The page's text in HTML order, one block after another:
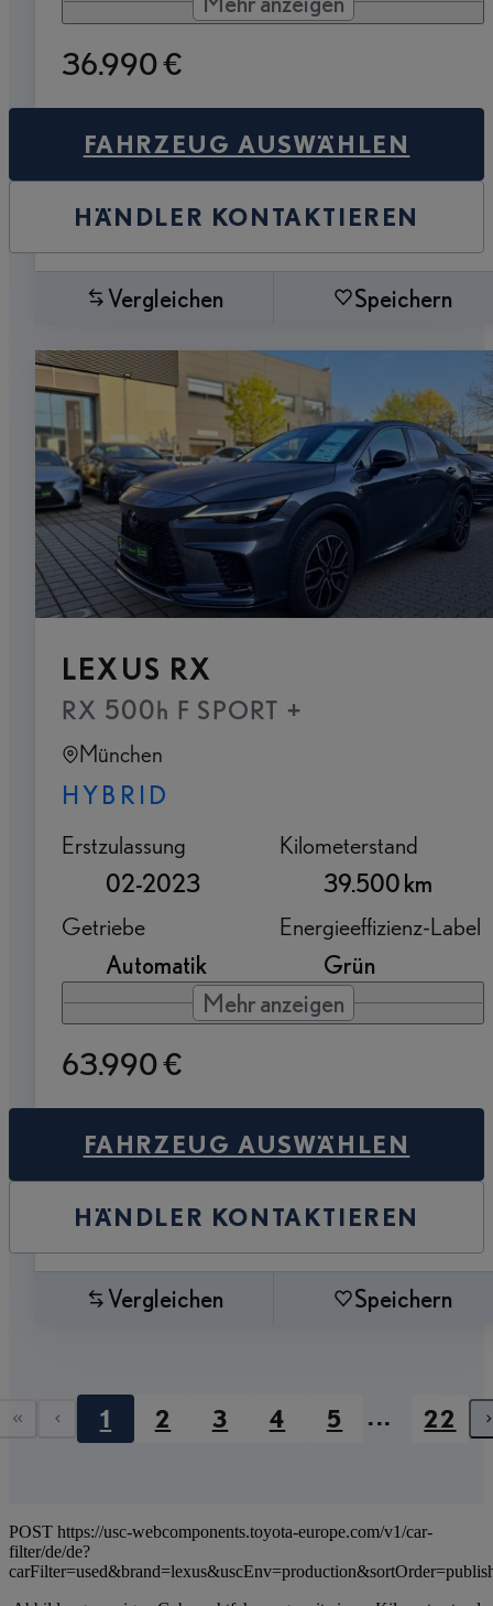
36.990 €
FAHRZEUG AUSWÄHLEN
HÄNDLER KONTAKTIEREN
Vergleichen Speichern
LEXUS RX
RX 500h F SPORT +
München
HYBRID
Erstzulassung
02-2023
Kilometerstand
39.500 km
Getriebe
Automatik
Energieeffizienz-Label
Grün
Mehr anzeigen
63.990 €
FAHRZEUG AUSWÄHLEN
HÄNDLER KONTAKTIEREN
Vergleichen Speichern
Erste Seite
Vorherige Seite
1 2 3 4 5 ... 22
POST https://usc-webcomponents.toyota-europe.com/v1/car-
filter/de/de?